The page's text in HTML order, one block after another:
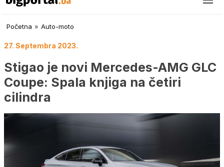
Početna » Auto-moto
27. Septembra 2023.
Stigao je novi Mercedes-AMG GLC
Coupe: Spala knjiga na četiri
cilindra